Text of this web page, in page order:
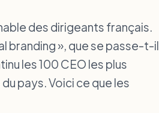
des dirigeants français.
branding », que se passe-t-il
les 100 CEO les plus
pays. Voici ce que les